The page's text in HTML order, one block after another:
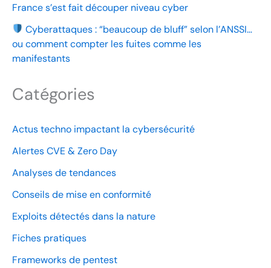
France s’est fait découper niveau cyber
Cyberattaques : “beaucoup de bluff” selon l’ANSSI…
ou comment compter les fuites comme les
manifestants
Catégories
Actus techno impactant la cybersécurité
Alertes CVE & Zero Day
Analyses de tendances
Conseils de mise en conformité
Exploits détectés dans la nature
Fiches pratiques
Frameworks de pentest